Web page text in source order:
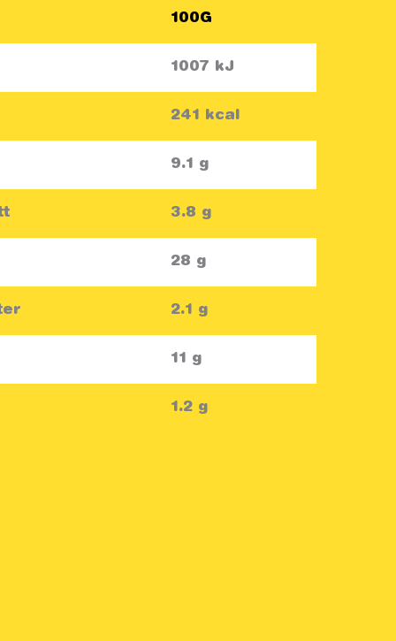
100G
1007 kJ
241 kcal
9.1 g
3.8 g
28 g
2.1 g
11 g
1.2 g